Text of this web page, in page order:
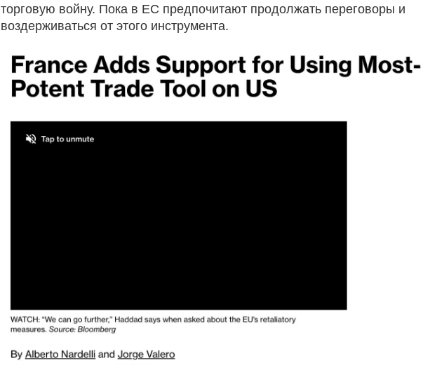
торговую войну. Пока в ЕС предпочитают продолжать переговоры и
воздерживаться от этого инструмента.